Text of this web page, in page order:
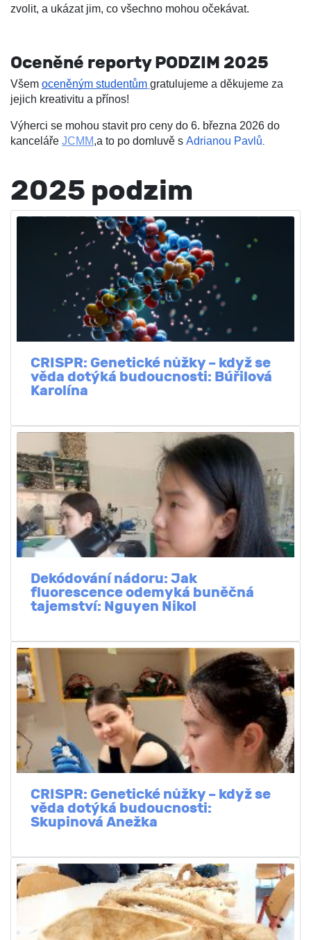
zvolit, a ukázat jim, co všechno mohou očekávat.
Oceněné reporty PODZIM 2025
Všem oceněným studentům gratulujeme a děkujeme za
jejich kreativitu a přínos!
Výherci se mohou stavit pro ceny do 6. března 2026 do
kanceláře JCMM,a to po domluvě s Adrianou Pavlů.
2025 podzim
CRISPR: Genetické nůžky – když se
věda dotýká budoucnosti: Búřilová
Karolína
Dekódování nádoru: Jak
fluorescence odemyká buněčná
tajemství: Nguyen Nikol
CRISPR: Genetické nůžky – když se
věda dotýká budoucnosti:
Skupinová Anežka